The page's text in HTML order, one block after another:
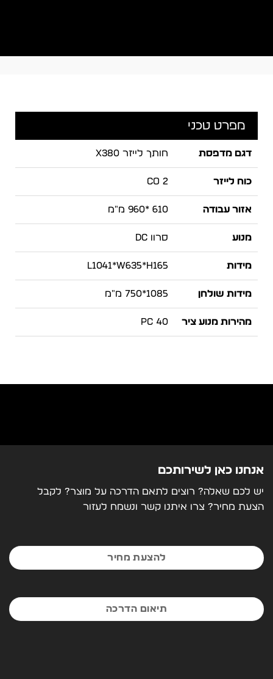
מפרט טכני
דגם מדפסת חותך לייזר X380
כוח לייזר CO 2
אזור עבודה 610 *960 מ"מ
מנוע סרוו DC
מידות L1041*W635*H165
מידות שולחן 1085*750 מ"מ
מהירות מנוע ציר 40 PC
אנחנו כאן לשירותכם
יש לכם שאלה? רוצים לתאם הדרכה על מוצר? לקבל
הצעת מחיר? צרו איתנו קשר ונשמח לעזור
להצעת מחיר
תיאום הדרכה